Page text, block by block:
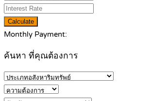
Calculate
Monthly Payment:
ค้นหา ที่คุณต้องการ